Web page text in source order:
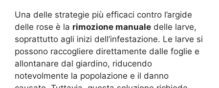
Una delle strategie più efficaci contro l’argide
delle rose è la rimozione manuale delle larve,
soprattutto agli inizi dell’infestazione. Le larve si
possono raccogliere direttamente dalle foglie e
allontanare dal giardino, riducendo
notevolmente la popolazione e il danno